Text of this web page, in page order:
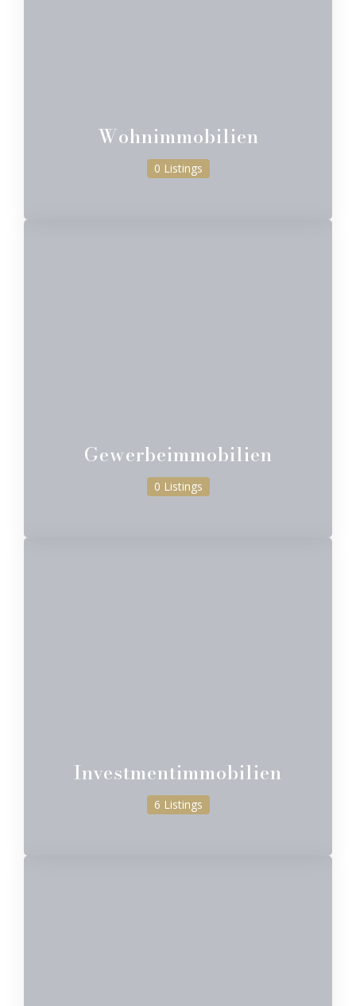
Wohnimmobilien
0 Listings
Gewerbeimmobilien
0 Listings
Investmentimmobilien
6 Listings